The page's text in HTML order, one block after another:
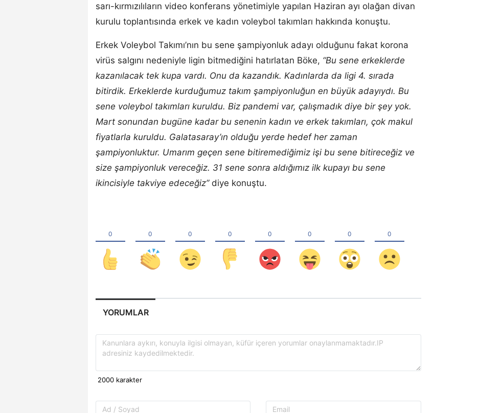
sarı-kırmızılıların video konferans yönetimiyle yapılan Haziran ayı olağan divan
kurulu toplantısında erkek ve kadın voleybol takımları hakkında konuştu.
Erkek Voleybol Takımı’nın bu sene şampiyonluk adayı olduğunu fakat korona
virüs salgını nedeniyle ligin bitmediğini hatırlatan Böke, “Bu sene erkeklerde
kazanılacak tek kupa vardı. Onu da kazandık. Kadınlarda da ligi 4. sırada
bitirdik. Erkeklerde kurduğumuz takım şampiyonluğun en büyük adayıydı. Bu
sene voleybol takımları kuruldu. Biz pandemi var, çalışmadık diye bir şey yok.
Mart sonundan bugüne kadar bu senenin kadın ve erkek takımları, çok makul
fiyatlarla kuruldu. Galatasaray’ın olduğu yerde hedef her zaman
şampiyonluktur. Umarım geçen sene bitiremediğimiz işi bu sene bitireceğiz ve
size şampiyonluk vereceğiz. 31 sene sonra aldığımız ilk kupayı bu sene
ikincisiyle takviye edeceğiz” diye konuştu.
YORUMLAR